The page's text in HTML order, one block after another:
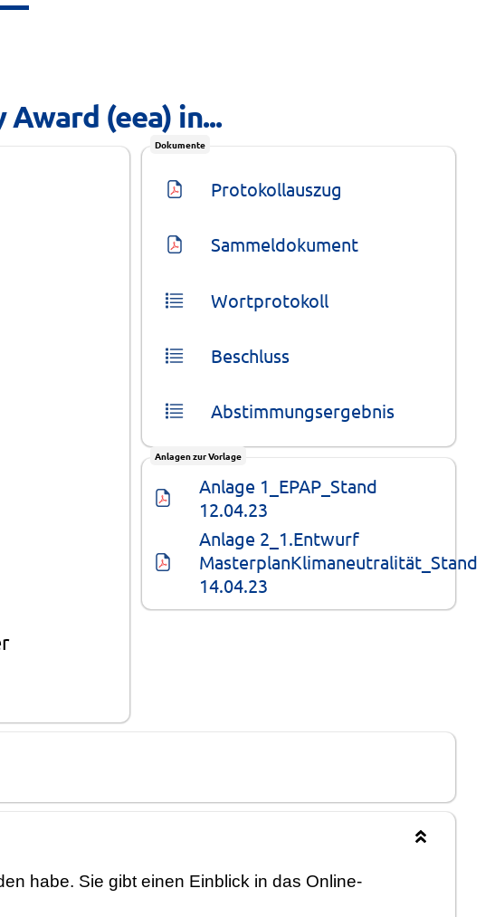
(eea) in...
Dokumente
Protokollauszug
Sammeldokument
Wortprotokoll
Beschluss
Abstimmungsergebnis
Anlagen zur Vorlage
Anlage 1_EPAP_Stand
12.04.23
Anlage 2_1.Entwurf
MasterplanKlimaneutralität_Stand
14.04.23
habe. Sie gibt einen Einblick in das Online-